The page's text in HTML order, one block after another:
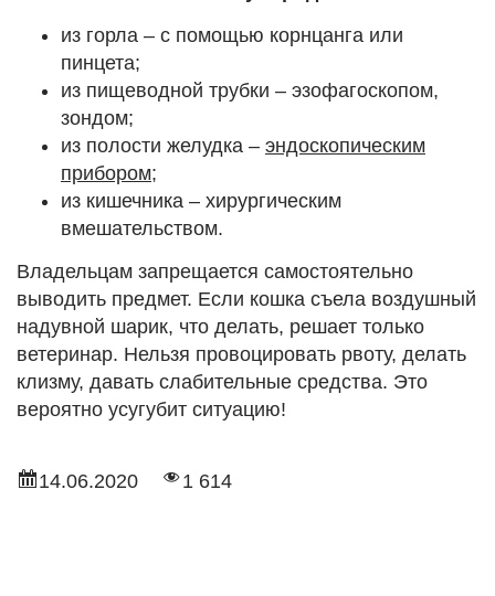
из горла – с помощью корнцанга или
пинцета;
из пищеводной трубки – эзофагоскопом,
зондом;
из полости желудка – эндоскопическим
прибором;
из кишечника – хирургическим
вмешательством.
Владельцам запрещается самостоятельно
выводить предмет. Если кошка съела воздушный
надувной шарик, что делать, решает только
ветеринар. Нельзя провоцировать рвоту, делать
клизму, давать слабительные средства. Это
вероятно усугубит ситуацию!
14.06.2020 1 614